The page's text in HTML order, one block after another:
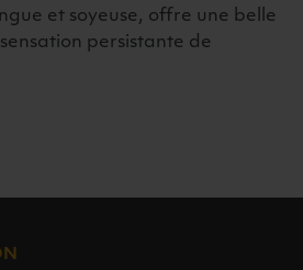
et soyeuse, offre une belle
persistante de